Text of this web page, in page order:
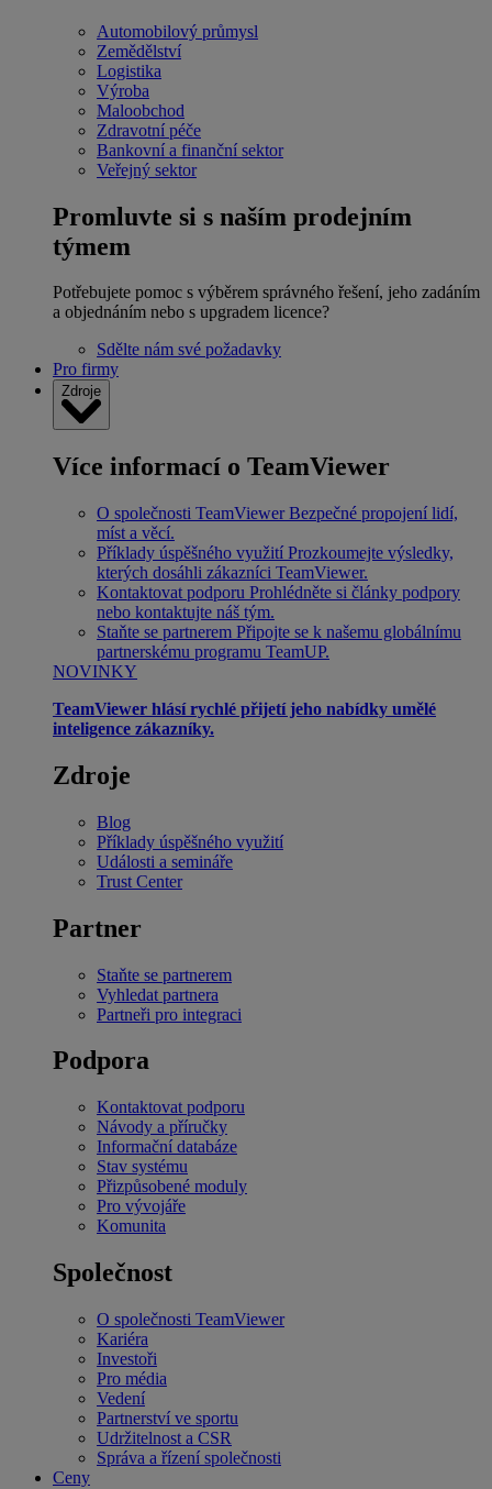
Automobilový průmysl
Zemědělství
Logistika
Výroba
Maloobchod
Zdravotní péče
Bankovní a finanční sektor
Veřejný sektor
Promluvte si s naším prodejním
týmem
Potřebujete pomoc s výběrem správného řešení, jeho zadáním
a objednáním nebo s upgradem licence?
Sdělte nám své požadavky
Pro firmy
Zdroje
Více informací o TeamViewer
O společnosti TeamViewer Bezpečné propojení lidí,
míst a věcí.
Příklady úspěšného využití Prozkoumejte výsledky,
kterých dosáhli zákazníci TeamViewer.
Kontaktovat podporu Prohlédněte si články podpory
nebo kontaktujte náš tým.
Staňte se partnerem Připojte se k našemu globálnímu
partnerskému programu TeamUP.
NOVINKY
TeamViewer hlásí rychlé přijetí jeho nabídky umělé
inteligence zákazníky.
Zdroje
Blog
Příklady úspěšného využití
Události a semináře
Trust Center
Partner
Staňte se partnerem
Vyhledat partnera
Partneři pro integraci
Podpora
Kontaktovat podporu
Návody a příručky
Informační databáze
Stav systému
Přizpůsobené moduly
Pro vývojáře
Komunita
Společnost
O společnosti TeamViewer
Kariéra
Investoři
Pro média
Vedení
Partnerství ve sportu
Udržitelnost a CSR
Správa a řízení společnosti
Ceny